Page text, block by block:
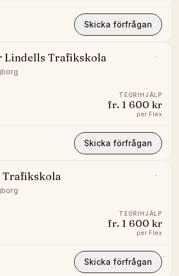
Skicka förfrågan
Lindells Trafikskola
TEORIHJÄLP
fr. 1 600 kr
per Flex
Skicka förfrågan
Trafikskola
TEORIHJÄLP
fr. 1 600 kr
per Flex
Skicka förfrågan